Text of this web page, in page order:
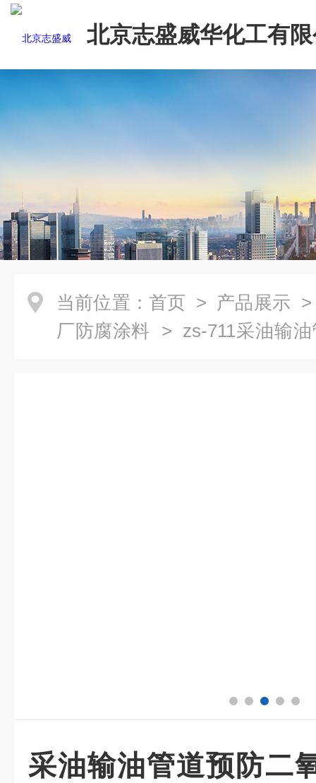
北京志盛威华化工有
当前位置： 首页 > 产品展示
厂防腐涂料 > zs-711采油输
采油输油管道预防二